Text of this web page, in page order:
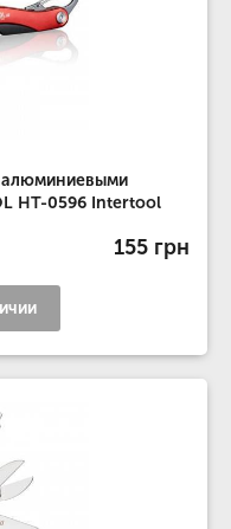
HT-0596 Intertool
155 грн